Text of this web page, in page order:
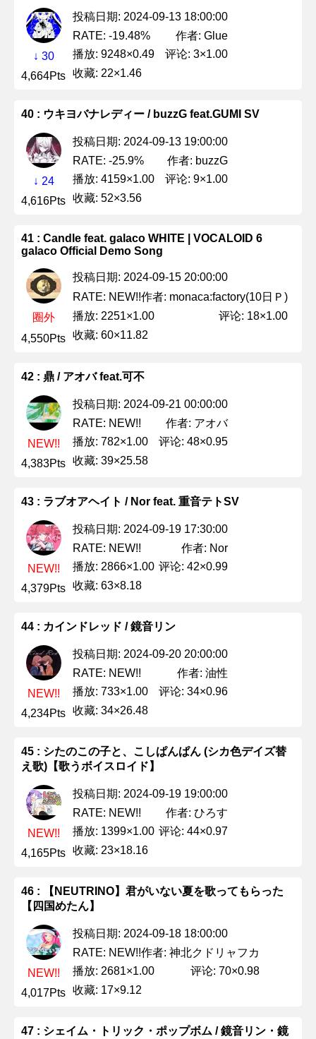
↓ 30
4,664Pts
投稿日期: 2024-09-13 18:00:00
RATE: -19.48%
作者: Glue
播放: 9248×0.49
评论: 3×1.00
收藏: 22×1.46
40 : ウキヨバナレディー / buzzG feat.GUMI SV
↓ 24
4,616Pts
投稿日期: 2024-09-13 19:00:00
RATE: -25.9%
作者: buzzG
播放: 4159×1.00
评论: 9×1.00
收藏: 52×3.56
41 : Candle feat. galaco WHITE | VOCALOID 6
galaco Official Demo Song
圈外
4,550Pts
投稿日期: 2024-09-15 20:00:00
RATE: NEW!!作者: monaca:factory(10日Ｐ)
播放: 2251×1.00
评论: 18×1.00
收藏: 60×11.82
42 : 鼎 / アオバ feat.可不
NEW!!
4,383Pts
投稿日期: 2024-09-21 00:00:00
RATE: NEW!!
作者: アオバ
播放: 782×1.00
评论: 48×0.95
收藏: 39×25.58
43 : ラブオアヘイト / Nor feat. 重音テトSV
NEW!!
4,379Pts
投稿日期: 2024-09-19 17:30:00
RATE: NEW!!
作者: Nor
播放: 2866×1.00 评论: 42×0.99
收藏: 63×8.18
44 : カインドレッド / 鏡音リン
NEW!!
4,234Pts
投稿日期: 2024-09-20 20:00:00
RATE: NEW!!
作者: 油性
播放: 733×1.00
评论: 34×0.96
收藏: 34×26.48
45 : シたのこの子と、こしぱんぱん (シカ色デイズ替
え歌)【歌うボイスロイド】
NEW!!
4,165Pts
投稿日期: 2024-09-19 19:00:00
RATE: NEW!!
作者: ひろす
播放: 1399×1.00 评论: 44×0.97
收藏: 23×18.16
46 : 【NEUTRINO】君がいない夏を歌ってもらった
【四国めたん】
NEW!!
4,017Pts
投稿日期: 2024-09-18 18:00:00
RATE: NEW!!作者: 神北クドリャフカ
播放: 2681×1.00
评论: 70×0.98
收藏: 17×9.12
47 : シェイム・トリック・ポップボム / 鏡音リン・鏡